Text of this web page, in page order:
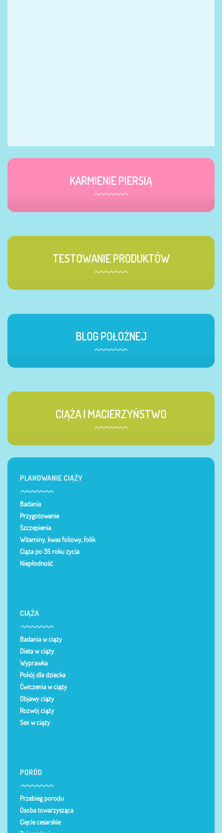
KARMIENIE PIERSIĄ
TESTOWANIE PRODUKTÓW
BLOG POŁOŻNEJ
CIĄŻA I MACIERZYŃSTWO
PLANOWANIE CIĄŻY
Badania
Przygotowanie
Szczepienia
Witaminy, kwas foliowy, folik
Ciąża po 35 roku życia
Niepłodność
CIĄŻA
Badania w ciąży
Dieta w ciąży
Wyprawka
Pokój dla dziecka
Ćwiczenia w ciąży
Objawy ciąży
Rozwój ciąży
Sex w ciąży
PORÓD
Przebieg porodu
Osoba towarzysząca
Cięcie cesarskie